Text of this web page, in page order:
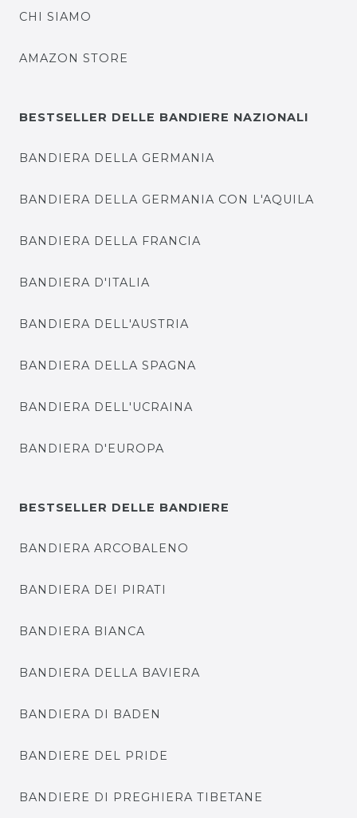
CHI SIAMO
AMAZON STORE
BESTSELLER DELLE BANDIERE NAZIONALI
BANDIERA DELLA GERMANIA
BANDIERA DELLA GERMANIA CON L'AQUILA
BANDIERA DELLA FRANCIA
BANDIERA D'ITALIA
BANDIERA DELL'AUSTRIA
BANDIERA DELLA SPAGNA
BANDIERA DELL'UCRAINA
BANDIERA D'EUROPA
BESTSELLER DELLE BANDIERE
BANDIERA ARCOBALENO
BANDIERA DEI PIRATI
BANDIERA BIANCA
BANDIERA DELLA BAVIERA
BANDIERA DI BADEN
BANDIERE DEL PRIDE
BANDIERE DI PREGHIERA TIBETANE